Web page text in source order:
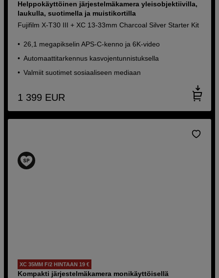
Helppokäyttöinen järjestelmäkamera yleisobjektiivilla,
laukulla, suotimella ja muistikortilla
Fujifilm X-T30 III + XC 13-33mm Charcoal Silver Starter Kit
26,1 megapikselin APS-C-kenno ja 6K-video
Automaattitarkennus kasvojentunnistuksella
Valmiit suotimet sosiaaliseen mediaan
1 399 EUR
XC 35MM F/2 HINTAAN 19 €
Kompakti järjestelmäkamera monikäyttöisellä